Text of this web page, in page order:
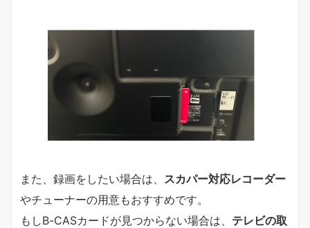
また、録画をしたい場合は、 スカパー対応レコーダー
やチューナーの用意もおすすめです。
もしB-CASカードが見つからない場合は、 テレビの取